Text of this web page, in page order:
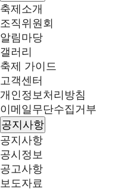
축제소개
조직위원회
알림마당
갤러리
축제 가이드
고객센터
개인정보처리방침
이메일무단수집거부
공지사항
공지사항
공시정보
공고사항
보도자료